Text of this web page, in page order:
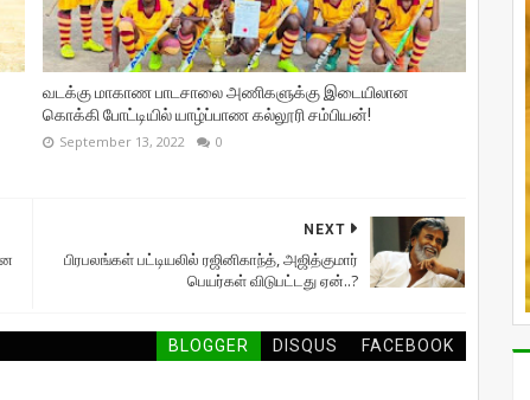
வடக்கு மாகாண பாடசாலை அணிகளுக்கு இடையிலான
கொக்கி போட்டியில் யாழ்ப்பாண கல்லூரி சம்பியன்!
September 13, 2022 0
NEXT
பிரபலங்கள் பட்டியலில் ரஜினிகாந்த், அஜித்குமார்
பெயர்கள் விடுபட்டது ஏன்..?
BLOGGER DISQUS FACEBOOK